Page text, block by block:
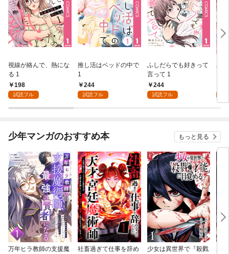
視線が絡んで、熱にな
る 1
198
試読フル
推し活はベッドの中で
1
244
試読フル
ふしだらでも好きって
言って 1
244
試読フル
パ
少年マンガのおすすめ本 もっと見る
万年ヒラ教師の支援魔
社畜過ぎて仕事を辞め
少女は異世界で『殺戮